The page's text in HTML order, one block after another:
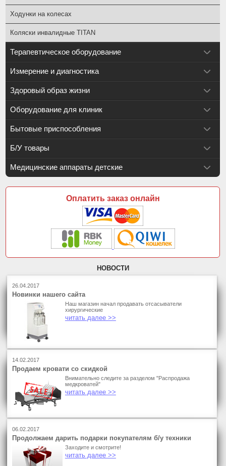
Ходунки на колесах
Коляски инвалидные TITAN
Терапевтическое оборудование
Измерение и диагностика
Здоровый образ жизни
Оборудование для клиник
Бытовые приспособления
Б/У товары
Медицинские аппараты детские
Оплатить заказ онлайн
НОВОСТИ
26.04.2017
Новинки нашего сайта
Наш магазин начал продавать отсасыватели
хирургические
читать далее >>
14.02.2017
Продаем кровати со скидкой
Внимательно следите за разделом "Распродажа
медкроватей"
читать далее >>
06.02.2017
Продолжаем дарить подарки покупателям б/у техники
Заходите и смотрите!
читать далее >>